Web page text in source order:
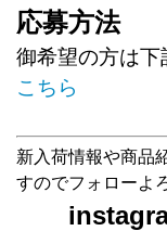
応募方法
御希望の方は下
こちら
新入荷情報や商品
すのでフォローよ